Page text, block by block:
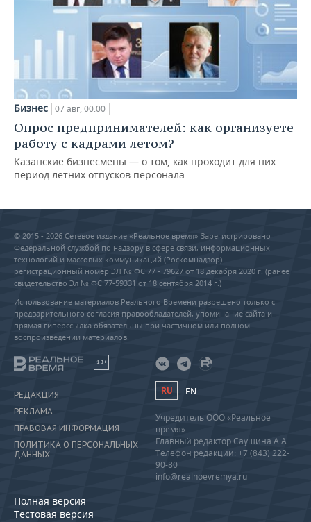
Бизнес 07 авг, 00:00
Опрос предпринимателей: как организуете
работу с кадрами летом?
Казанские бизнесмены — о том, как проходит для них
период летних отпусков персонала
© 2015 - 2026 Сетевое издание «Реальное время» Зарегистрировано
Федеральной службой по надзору в сфере связи, информационных
технологий и массовых коммуникаций (Роскомнадзор) –
регистрационный номер ЭЛ № ФС 77 - 79627 от 18 декабря 2020 г. (ранее
свидетельство Эл № ФС 77-59331 от 18 сентября 2014 г.)
Использование материалов Реального Времени разрешено только с
предварительного согласия правообладателей, упоминание сайта и
прямая гиперссылка обязательны при частичном или полном
воспроизведении материалов.
18+
РЕДАКЦИЯ
РЕКЛАМА
ПРАВОВАЯ ИНФОРМАЦИЯ
ПОЛИТИКА О ПЕРСОНАЛЬНЫХ
ДАННЫХ
Полная версия
Тестовая версия
RU EN
Учредитель ООО «Реальное
время»
Главный редактор Саушина А.А.
Телефон редакции: +7 (843) 222-
90-80
info@realnoevremya.ru